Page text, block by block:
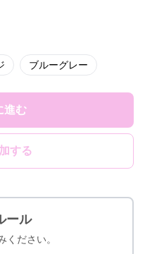
ブルーグレー
進む
する
ール
ください。